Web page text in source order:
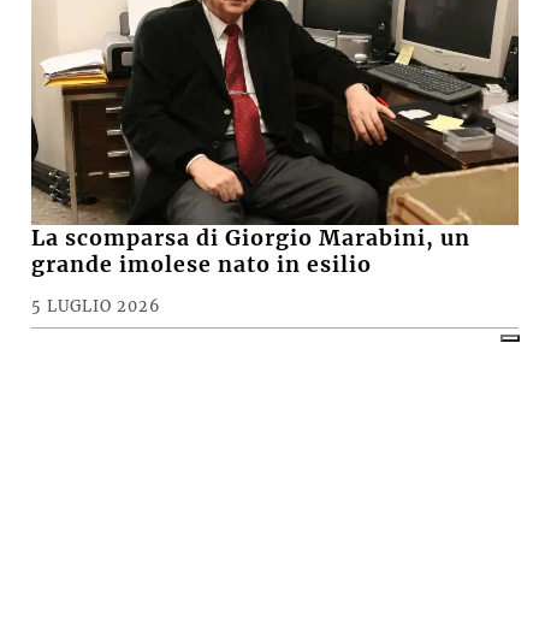
La scomparsa di Giorgio Marabini, un
grande imolese nato in esilio
5 LUGLIO 2026